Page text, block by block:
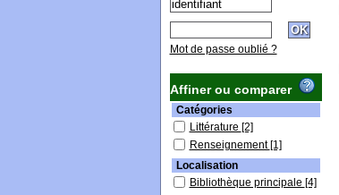
Mot de passe oublié ?
Affiner ou comparer
Catégories
Littérature [2]
Renseignement [1]
Localisation
Bibliothèque principale [4]